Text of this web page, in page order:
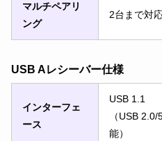
マルチペアリ
ング
2台まで対
USB Aレシーバー仕様
インターフェ
ース
USB 1.1
（USB
能）